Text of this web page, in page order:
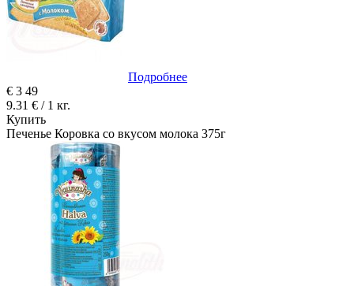
Подробнее
€ 3 49
9.31 € / 1 кг.
Купить
Печенье Коровка со вкусом молока 375г